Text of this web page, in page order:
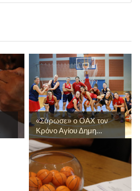
«Σάρωσε» ο ΟΑΧ τον
Κρόνο Αγίου Δημη...